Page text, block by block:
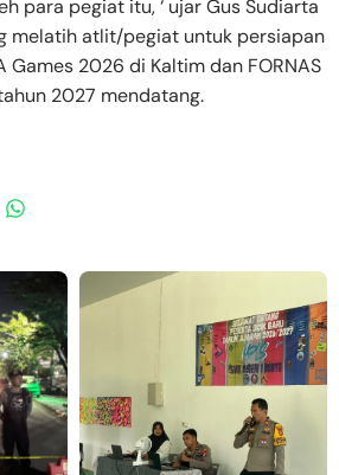
para pegiat itu, ‘ ujar Gus Sudiarta
melatih atlit/pegiat untuk persiapan
Games 2026 di Kaltim dan FORNAS
2027 mendatang.